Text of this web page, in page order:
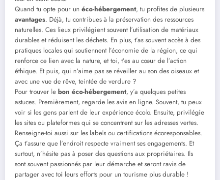
Quand tu opte pour un éco-hébergement, tu profites de plusieurs
avantages. Déjà, tu contribues à la préservation des ressources
naturelles. Ces lieux privilégient souvent l’utilisation de matériaux
durables et réduisent les déchets. En plus, t’as souvent accès à des
pratiques locales qui soutiennent l’économie de la région, ce qui
renforce ce lien avec la nature, et toi, t’es au cœur de l’action
éthique. Et puis, qui n’aime pas se réveiller au son des oiseaux et
avec une vue de rêve, teintée de verdure ?
Pour trouver le bon éco-hébergement, y’a quelques petites
astuces. Premièrement, regarde les avis en ligne. Souvent, tu peux
voir si les gens parlent de leur expérience écolo. Ensuite, privilégie
les sites ou plateformes qui se concentrent sur les adresses vertes.
Renseigne-toi aussi sur les labels ou certifications écoresponsables.
Ça t’assure que l’endroit respecte vraiment ses engagements. Et
surtout, n’hésite pas à poser des questions aux propriétaires. Ils
sont souvent passionnés par leur démarche et seront ravis de
partager avec toi leurs efforts pour un tourisme plus durable !